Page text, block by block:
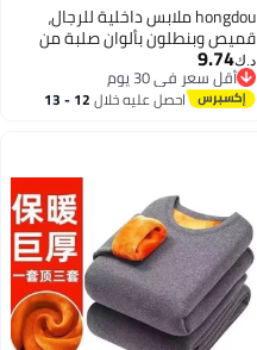
hongdou ملابس داخلية للرجال،
قميص وبنطلون بألوان صلبة من
القطن، طبقة أساسية حرارية رقيقة
متعددة الاستخدامات، أزرق ضبابي
175
د.ك‏9.74
أقل سعر في 30 يوم
أقل سعر في 30 يوماحصل عليه خلال 12 - 13